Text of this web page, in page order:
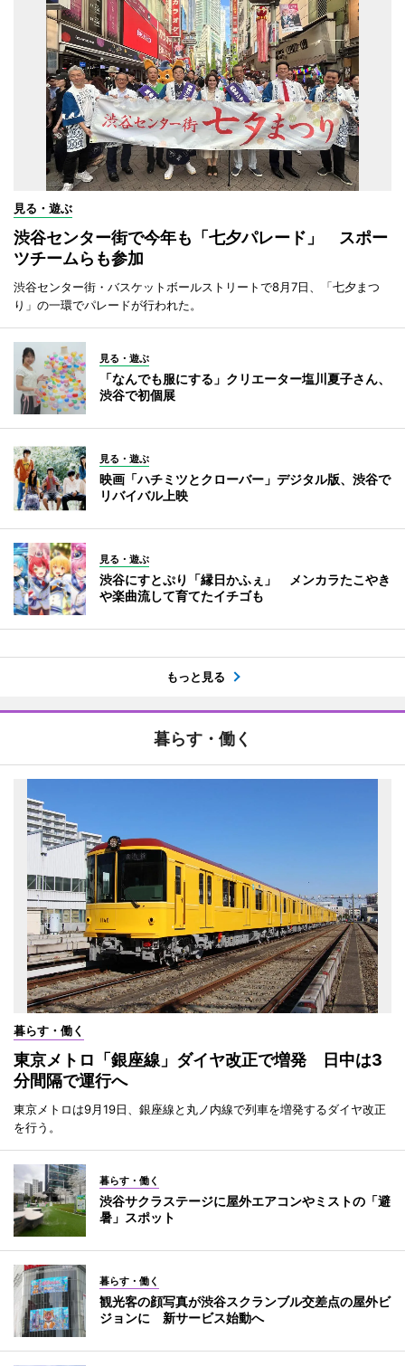
見る・遊ぶ
渋谷センター街で今年も「七夕パレード」 スポー
ツチームらも参加
渋谷センター街・バスケットボールストリートで8月7日、「七夕まつ
り」の一環でパレードが行われた。
見る・遊ぶ
「なんでも服にする」クリエーター塩川夏子さん、
渋谷で初個展
見る・遊ぶ
映画「ハチミツとクローバー」デジタル版、渋谷で
リバイバル上映
見る・遊ぶ
渋谷にすとぷり「縁日かふぇ」 メンカラたこやき
や楽曲流して育てたイチゴも
もっと見る
暮らす・働く
暮らす・働く
東京メトロ「銀座線」ダイヤ改正で増発 日中は3
分間隔で運行へ
東京メトロは9月19日、銀座線と丸ノ内線で列車を増発するダイヤ改正
を行う。
暮らす・働く
渋谷サクラステージに屋外エアコンやミストの「避
暑」スポット
暮らす・働く
観光客の顔写真が渋谷スクランブル交差点の屋外ビ
ジョンに 新サービス始動へ